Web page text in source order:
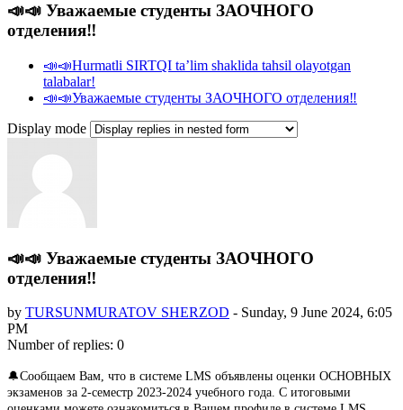
📣📣 Уважаемые студенты ЗАОЧНОГО
отделения‼️
📣📣Hurmatli SIRTQI taʼlim shaklida tahsil olayotgan
talabalar!
📣📣Уважаемые студенты ЗАОЧНОГО отделения‼️
Display mode
📣📣 Уважаемые студенты ЗАОЧНОГО
отделения‼️
by TURSUNMURATOV SHERZOD - Sunday, 9 June 2024, 6:05
PM
Number of replies: 0
🔔Сообщаем Вам, что в системе LMS объявлены оценки ОСНОВНЫХ
экзаменов за 2-семестр 2023-2024 учебного года. С итоговыми